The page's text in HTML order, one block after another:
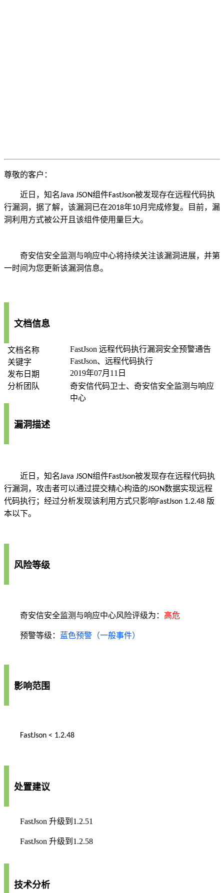
尊敬的客户：
近日，知名Java JSON组件FastJson被发现存在远程代码执
行漏洞，据了解，该漏洞已在2018年10月完成修复。目前，漏
洞利用方式被公开且该组件使用量巨大。
奇安信安全监测与响应中心将持续关注该漏洞进展，并第
一时间为您更新该漏洞信息。
文档信息
文档名称 FastJson 远程代码执行漏洞安全预警通告
关键字
FastJson、远程代码执行
发布日期
2019年07月 11 日
分析团队
奇安信代码卫士、奇安信安全监测与响应
中心
漏洞描述
近日，知名Java JSON组件FastJson被发现存在远程代码执
行漏洞，攻击者可以通过提交精心构造的JSON数据实现远程
代码执行；经过分析发现该利用方式只影响FastJson 1.2.48 版
本以下。
风险等级
奇安信安全监测与响应中心风险评级为： 高危
预警等级： 蓝色预警（一般事件）
影响范围
FastJson < 1.2.48
处置建议
FastJson 升级到 1.2.51
FastJson 升级到 1.2.58
技术分析